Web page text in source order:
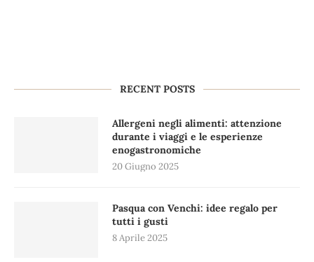
RECENT POSTS
Allergeni negli alimenti: attenzione
durante i viaggi e le esperienze
enogastronomiche
20 Giugno 2025
Pasqua con Venchi: idee regalo per
tutti i gusti
8 Aprile 2025